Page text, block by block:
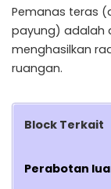
Pemanas teras
payung) adalah
menghasilkan
ruangan.
Block Terkait
Perabotan